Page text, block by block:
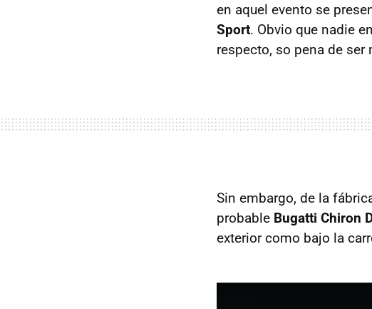
en aquel evento se
Sport. Obvio que nadie
respecto, so pena de ser
Sin embargo, de la
probable Bugatti Chiron
exterior como bajo la